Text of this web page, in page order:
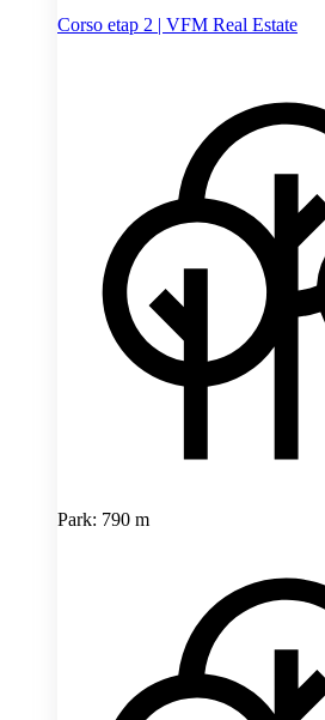
Corso etap 2 | VFM Real Estate
Park: 790 m